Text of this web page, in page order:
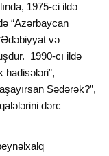
1975-ci ildə
“Azərbaycan
və
1990-cı ildə
hadisələri”,
Sədərək?”,
dərc